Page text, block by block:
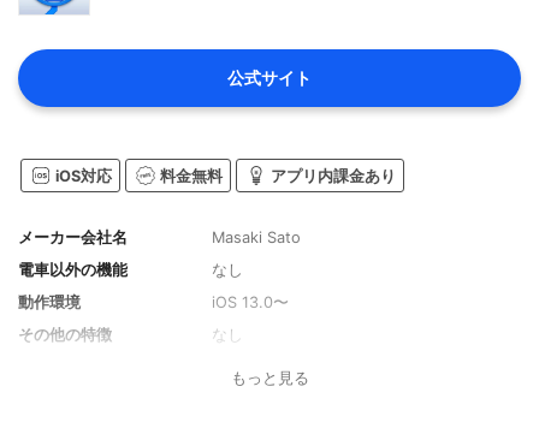
公式サイト
iOS対応 料金無料 アプリ内課金あり
メーカー会社名
Masaki Sato
電車以外の機能
なし
動作環境
iOS 13.0〜
その他の特徴
なし
もっと見る